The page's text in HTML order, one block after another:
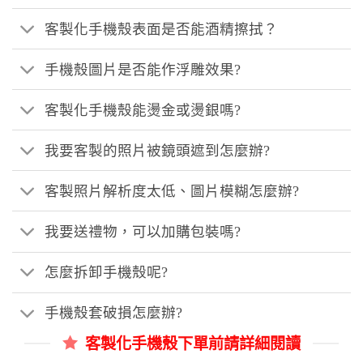
客製化手機殼表面是否能酒精擦拭？
手機殼圖片是否能作浮雕效果?
客製化手機殼能燙金或燙銀嗎?
我要客製的照片被鏡頭遮到怎麼辦?
客製照片解析度太低、圖片模糊怎麼辦?
我要送禮物，可以加購包裝嗎?
怎麼拆卸手機殼呢?
手機殼套破損怎麼辦?
客製化手機殼下單前請詳細閱讀